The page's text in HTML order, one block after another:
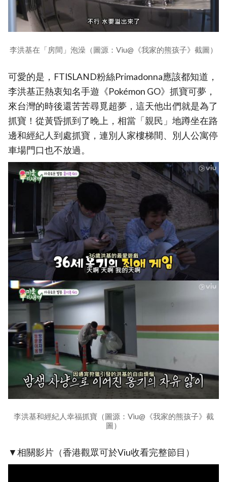
李洪基在「房間」泡澡（圖源：Viu@《我家的熊孩子》截圖）
可愛的是，FTISLAND粉絲Primadonna應該都知道，
李洪基正熱衷知名手遊《Pokémon GO》抓寶可夢，
來台灣的時後還苦苦尋覓超夢，這天他出們就是為了
抓寶！從黃昏抓到了晚上，相當「親民」地蹲坐在路
邊和經紀人到處抓寶，連別人家樓梯間、別人公寓停
車場門口也不放過。
李洪基和經紀人幸福抓寶（圖源：Viu@《我家的熊孩子》截
圖）
▼相關影片（香港觀眾可於Viu收看完整節目）